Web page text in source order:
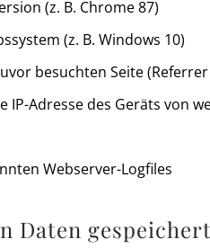
(z. B. Chrome 87)
(z. B. Windows 10)
besuchten Seite (Referrer
Adresse des Geräts von
Webserver-Logfiles
Daten